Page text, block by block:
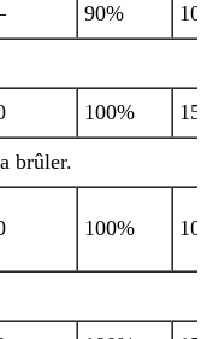
90% 10
100% 15
brûler.
100% 10